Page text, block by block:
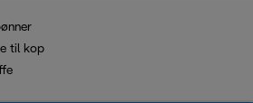
til kop